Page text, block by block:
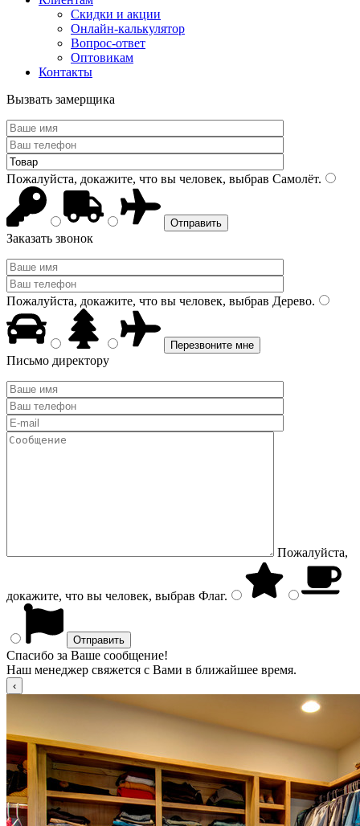
Скидки и акции
Онлайн-калькулятор
Вопрос-ответ
Оптовикам
Контакты
Вызвать замерщика
Пожалуйста, докажите, что вы человек, выбрав Самолёт.
Заказать звонок
Пожалуйста, докажите, что вы человек, выбрав Дерево.
Письмо директору
Пожалуйста,
докажите, что вы человек, выбрав Флаг.
Спасибо за Ваше сообщение!
Наш менеджер свяжется с Вами в ближайшее время.